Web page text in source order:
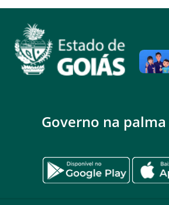
Governo na